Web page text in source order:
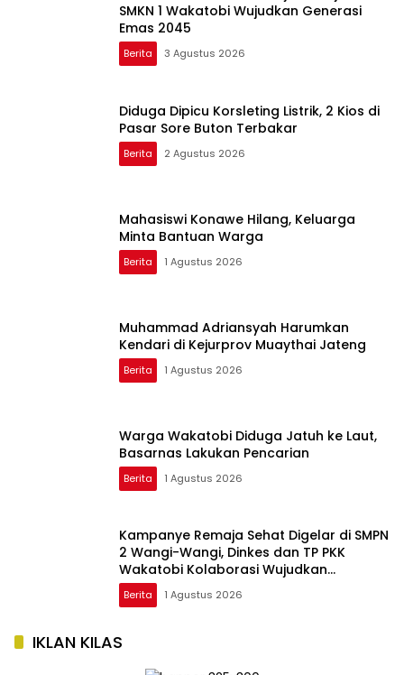
SMKN 1 Wakatobi Wujudkan Generasi
Emas 2045
Berita 3 Agustus 2026
Diduga Dipicu Korsleting Listrik, 2 Kios di
Pasar Sore Buton Terbakar
Berita 2 Agustus 2026
Mahasiswi Konawe Hilang, Keluarga
Minta Bantuan Warga
Berita 1 Agustus 2026
Muhammad Adriansyah Harumkan
Kendari di Kejurprov Muaythai Jateng
Berita 1 Agustus 2026
Warga Wakatobi Diduga Jatuh ke Laut,
Basarnas Lakukan Pencarian
Berita 1 Agustus 2026
Kampanye Remaja Sehat Digelar di SMPN
2 Wangi-Wangi, Dinkes dan TP PKK
Wakatobi Kolaborasi Wujudkan
Generasi Sehat
Berita 1 Agustus 2026
IKLAN KILAS